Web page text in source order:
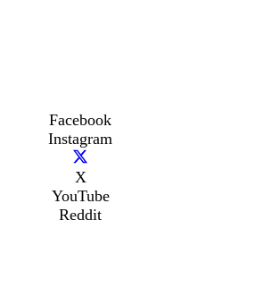
Facebook
Instagram
X
YouTube
Reddit